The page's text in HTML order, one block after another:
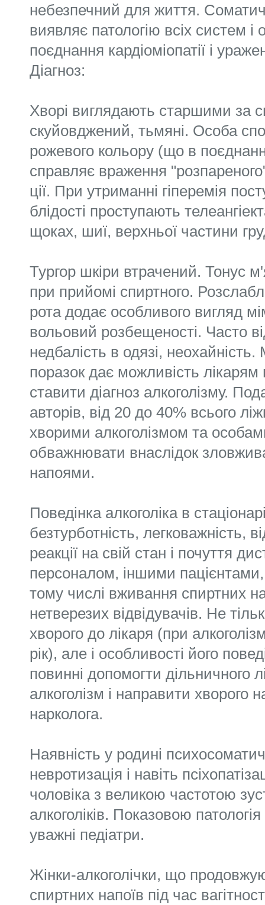
небезпечний для життя.
виявляє патологію всіх систем і
поєднання кардіоміопатії і
Діагноз:
Хворі виглядають старшими за
скуйовджений, тьмяні. Особа
рожевого кольору (що в
справляє враження
ції. При утриманні гіперемія
блідості проступають
щоках, шиї, верхньої частини
Тургор шкіри втрачений. Тонус
при прийомі спиртного.
рота додає особливого вигляд
вольовий розбещеності. Часто
недбалість в одязі,
поразок дає можливість лікарям
ставити діагноз алкоголізму.
авторів, від 20 до 40% всього
хворими алкоголізмом та
обважнювати внаслідок
напоями.
Поведінка алкоголіка в
безтурботність, легковажність,
реакції на свій стан і почуття
персоналом, іншими
тому числі вживання спиртних
нетверезих відвідувачів. Не
хворого до лікаря (при
рік), але і особливості його
повинні допомогти дільничного
алкоголізм і направити хворого
нарколога.
Наявність у родині
невротизація і навіть
чоловіка з великою частотою
алкоголіків. Показовою
уважні педіатри.
Жінки-алкоголічки, що
спиртних напоїв під час